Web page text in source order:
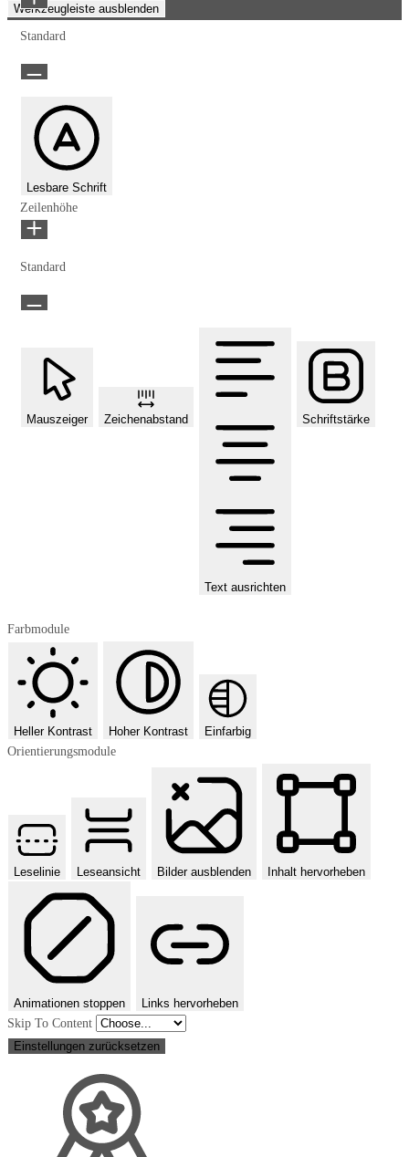
Werkzeugleiste ausblenden
Standard
Lesbare Schrift
Zeilenhöhe
Standard
Mauszeiger Zeichenabstand
Text ausrichten
Schriftstärke
Farbmodule
Heller Kontrast Hoher Kontrast
Einfarbig
Orientierungsmodule
Leselinie Leseansicht Bilder ausblenden Inhalt hervorheben
Animationen stoppen
Links hervorheben
Skip To Content
Einstellungen zurücksetzen